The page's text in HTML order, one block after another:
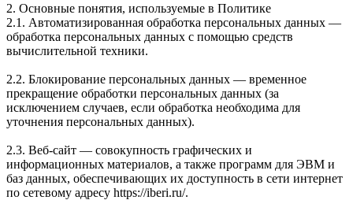
2. Основные понятия, используемые в Политике
2.1. Автоматизированная обработка персональных данных —
обработка персональных данных с помощью средств
вычислительной техники.
2.2. Блокирование персональных данных — временное
прекращение обработки персональных данных (за
исключением случаев, если обработка необходима для
уточнения персональных данных).
2.3. Веб-сайт — совокупность графических и
информационных материалов, а также программ для ЭВМ и
баз данных, обеспечивающих их доступность в сети интернет
по сетевому адресу https://iberi.ru/.